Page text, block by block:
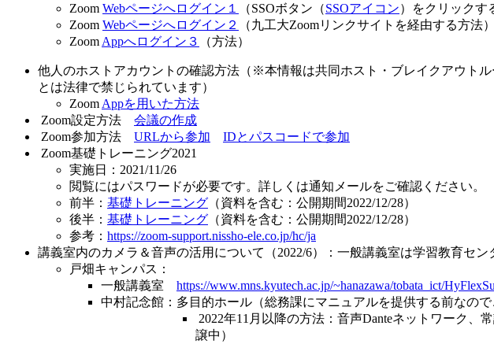
Zoom Webページへログイン１ （SSOボタン（SSOアイコン）をクリックす
Zoom Webページへログイン２
（九工大Zoomリンクサイトを経由する方法）
Zoom Appへログイン３ （方法）
他人のホストアカウントの確認方法（※本情報は共同ホスト・ブレイクアウト
とは法律で禁じられています）
Zoom Appを用いた方法
Zoom設定方法 会議の作成
Zoom参加方法 URLから参加
IDとパスコードで参加
Zoom基礎トレーニング2021
実施日：2021/11/26
閲覧にはパスワードが必要です。詳しくは通知メールをご確認ください。
前半： 基礎トレーニング （資料を含む：公開期間2022/12/28）
後半： 基礎トレーニング （資料を含む：公開期間2022/12/28）
参考： https://zoom-support.nissho-ele.co.jp/hc/ja
講義室内のカメラ＆音声の活用について（2022/6）：一般講義室は学習教育セン
戸畑キャンパス：
一般講義室 https://www.mns.kyutech.ac.jp/~hanazawa/tobata_ict/
中村記念館：多目的ホール（総務課にマニュアルを提供する前なので
2022年11月以降の方法：音声Danteネットワーク
譲中）